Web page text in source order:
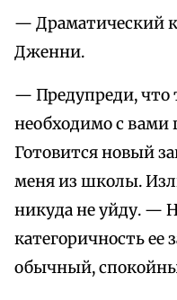
— Драматический
Дженни.
— Предупреди,
необходимо с вами
Готовится новый
меня из школы.
никуда не уйду. —
категоричность ее
обычный,